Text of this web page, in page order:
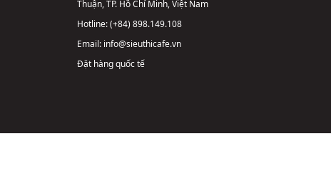
Thuận, TP. Hồ Chí Minh, Việt Nam
Hotline:(+84) 898.149.108
Email: info@sieuthicafe.vn
Đặt hàng quốc tế